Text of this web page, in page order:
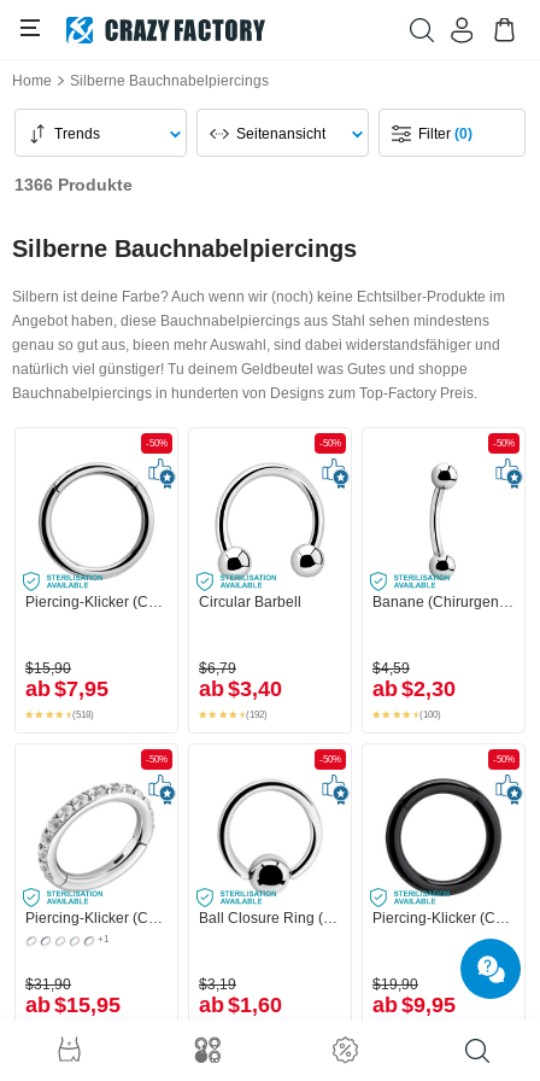
Home Silberne Bauchnabelpiercings
Trends Seitenansicht Filter(0)
1366 Produkte
Silberne Bauchnabelpiercings
Silbern ist deine Farbe? Auch wenn wir (noch) keine Echtsilber-Produkte im
Angebot haben, diese Bauchnabelpiercings aus Stahl sehen mindestens
genau so gut aus, bieen mehr Auswahl, sind dabei widerstandsfähiger und
natürlich viel günstiger! Tu deinem Geldbeutel was Gutes und shoppe
Bauchnabelpiercings in hunderten von Designs zum Top-Factory Preis.
-50%
Piercing-Klicker (Chirurgenstahl, silber, glänzend)
$15,90
ab$7,95
(518)
-50%
Circular Barbell
$6,79
ab$3,40
(192)
-50%
Banane (Chirurgenstahl, silber, glänzend) mit Kugeln
$4,59
ab$2,30
(100)
-50%
+1
$31,90
ab$15,95
-50%
Ball Closure Ring (Chirurgenstahl, silber, glänzend)
$3,19
ab$1,60
-50%
$19,90
ab$9,95